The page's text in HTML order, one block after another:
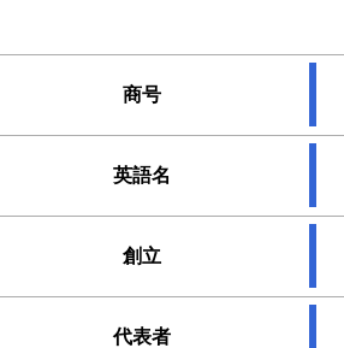
商号
英語名
創立
代表者